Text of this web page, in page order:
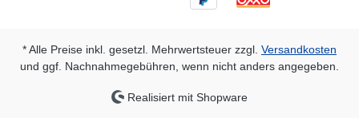
* Alle Preise inkl. gesetzl. Mehrwertsteuer zzgl. Versandkosten
und ggf. Nachnahmegebühren, wenn nicht anders angegeben.
Realisiert mit Shopware